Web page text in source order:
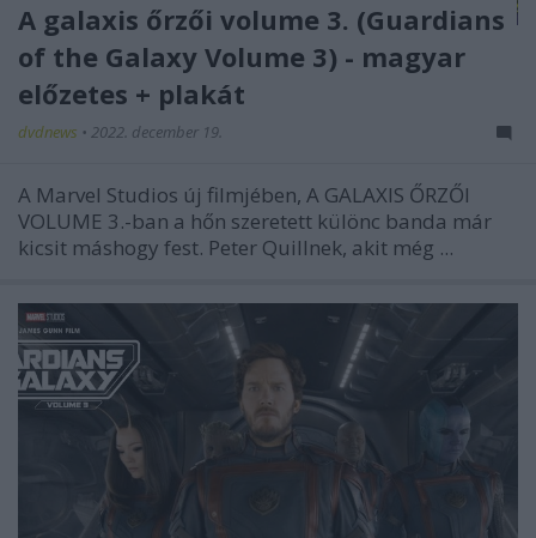
A galaxis őrzői volume 3. (Guardians
of the Galaxy Volume 3) - magyar
előzetes + plakát
dvdnews • 2022. december 19.
A Marvel Studios új filmjében, A GALAXIS ŐRZŐI
VOLUME 3.-ban a hőn szeretett különc banda már
kicsit máshogy fest. Peter Quillnek, akit még ...